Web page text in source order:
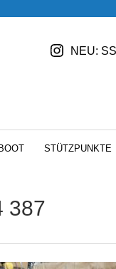
NEU:
STÜTZPUNKTE
387